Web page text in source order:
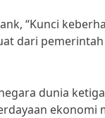
“Kunci
dari
dunia
ekonomi